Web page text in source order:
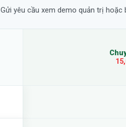
Gửi yêu cầu xem demo quản trị hoặc